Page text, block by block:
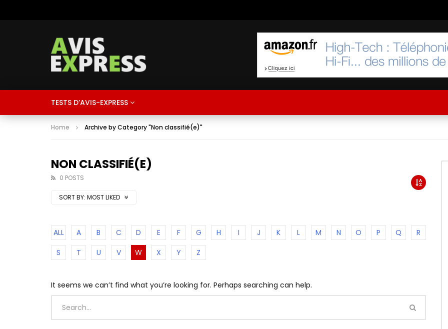
TESTS D’AVIS-EXPRESS
Home Archive by Category "Non classifié(e)"
NON CLASSIFIÉ(E)
0 POSTS
SORT BY: MOST LIKED
ALL A B C D E F G H I J K L M N O P Q
R
S
T U V W X Y Z
It seems we can’t find what you’re looking for. Perhaps searching can help.